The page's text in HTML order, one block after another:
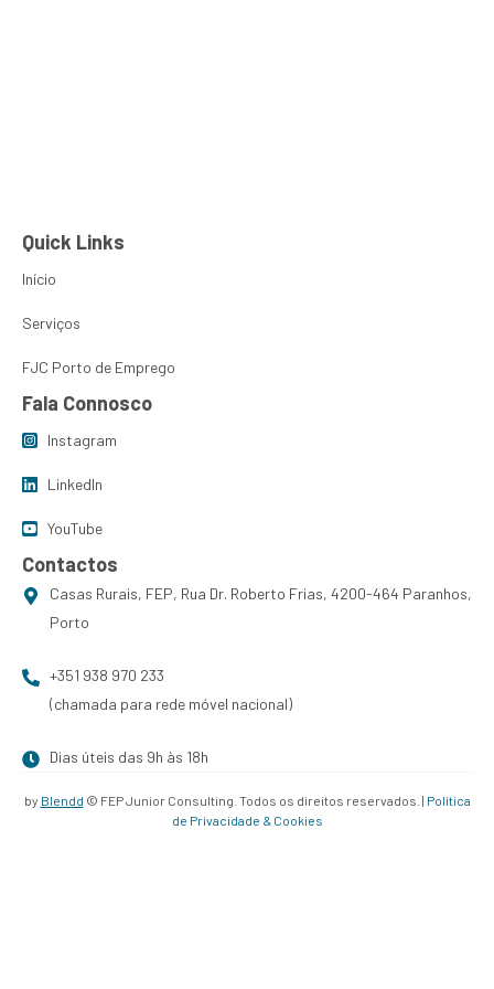
Quick Links
Início
Serviços
FJC Porto de Emprego
Fala Connosco
Instagram
LinkedIn
YouTube
Contactos
Casas Rurais, FEP, Rua Dr. Roberto Frias, 4200-464 Paranhos,
Porto
+351 938 970 233
(chamada para rede móvel nacional)
Dias úteis das 9h às 18h
by Blendd © FEP Junior Consulting. Todos os direitos reservados. | Política
de Privacidade & Cookies